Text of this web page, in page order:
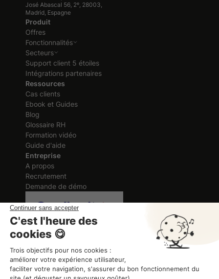
José Abascal 56, 2º, 28003,
Madrid, Espagne
Produit
Offres
Fonctionnalités
Secteurs
Support client 5 étoiles
Intégrations partenaires
Ressources
Cas clients
Ebook et Guides
Blog
Glossaire RH
Formation vidéo
Guide d'aide
Entreprise
A propos
Recrutement
Demande de démo
Certification délivrée au titre des
actions de formation
ORGANISME DE FORMATION